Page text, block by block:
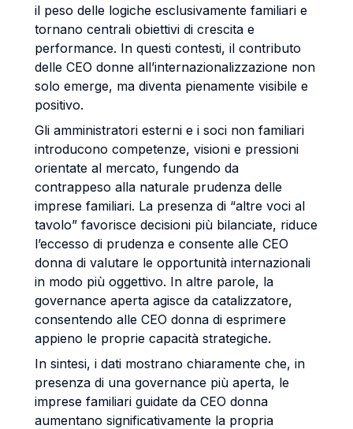
il peso delle logiche esclusivamente familiari e
tornano centrali obiettivi di crescita e
performance. In questi contesti, il contributo
delle CEO donne all’internazionalizzazione non
solo emerge, ma diventa pienamente visibile e
positivo.
Gli amministratori esterni e i soci non familiari
introducono competenze, visioni e pressioni
orientate al mercato, fungendo da
contrappeso alla naturale prudenza delle
imprese familiari. La presenza di “altre voci al
tavolo” favorisce decisioni più bilanciate, riduce
l’eccesso di prudenza e consente alle CEO
donna di valutare le opportunità internazionali
in modo più oggettivo. In altre parole, la
governance aperta agisce da catalizzatore,
consentendo alle CEO donna di esprimere
appieno le proprie capacità strategiche.
In sintesi, i dati mostrano chiaramente che, in
presenza di una governance più aperta, le
imprese familiari guidate da CEO donna
aumentano significativamente la propria